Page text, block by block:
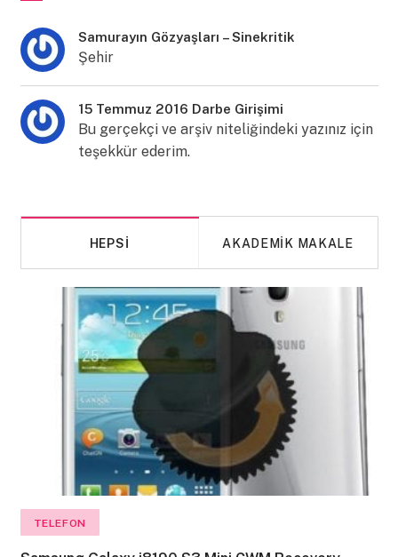
Samurayın Gözyaşları – Sinekritik
Şehir
15 Temmuz 2016 Darbe Girişimi
Bu gerçekçi ve arşiv niteliğindeki yazınız için
teşekkür ederim.
HEPSI AKADEMIK MAKALE
TELEFON